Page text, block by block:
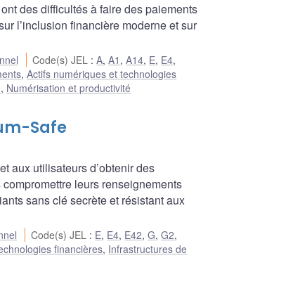
des difficultés à faire des paiements
l’inclusion financière moderne et sur
Code(s) JEL :A,A1 ,A14, E, E4,
,Actifs numériques et technologies
, Numérisation et productivité
Safe
aux utilisateurs d’obtenir des
leurs renseignements
sans clé secrète et résistant aux
Code(s) JEL : E, E4, E42,G,G2,
financières, Infrastructures de